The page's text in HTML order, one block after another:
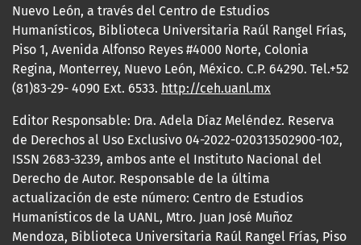
Nuevo León, a través del Centro de Estudios
Humanísticos, Biblioteca Universitaria Raúl Rangel Frías,
Piso 1, Avenida Alfonso Reyes #4000 Norte, Colonia
Regina, Monterrey, Nuevo León, México. C.P. 64290. Tel.+52
(81)83-29- 4090 Ext. 6533. http://ceh.uanl.mx
Editor Responsable: Dra. Adela Díaz Meléndez. Reserva
de Derechos al Uso Exclusivo 04-2022-020313502900-102,
ISSN 2683-3239, ambos ante el Instituto Nacional del
Derecho de Autor. Responsable de la última
actualización de este número: Centro de Estudios
Humanísticos de la UANL, Mtro. Juan José Muñoz
Mendoza, Biblioteca Universitaria Raúl Rangel Frías, Piso